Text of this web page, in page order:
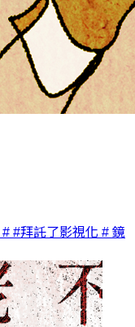
# #拜託了影視化 # 鏡